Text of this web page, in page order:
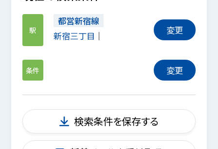
駅
都営新宿線
新宿三丁目
変更
条件 変更
検索条件を保存する